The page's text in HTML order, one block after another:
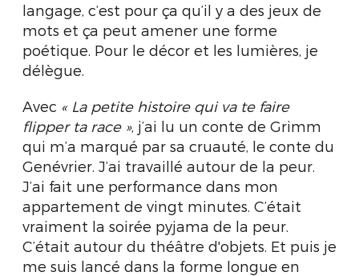
langage, c’est pour ça qu’il y a des jeux de
mots et ça peut amener une forme
poétique. Pour le décor et les lumières, je
délègue.
Avec « La petite histoire qui va te faire
flipper ta race», j’ai lu un conte de Grimm
qui m’a marqué par sa cruauté, le conte du
Genévrier. J’ai travaillé autour de la peur.
J’ai fait une performance dans mon
appartement de vingt minutes. C’était
vraiment la soirée pyjama de la peur.
C’était autour du théâtre d'objets. Et puis je
me suis lancé dans la forme longue en